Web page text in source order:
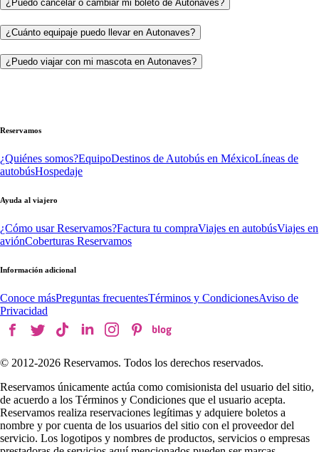
¿Puedo cancelar o cambiar mi boleto de Autonaves?
¿Cuánto equipaje puedo llevar en Autonaves?
¿Puedo viajar con mi mascota en Autonaves?
Reservamos
¿Quiénes somos?EquipoDestinos de Autobús en MéxicoLíneas de
autobúsHospedaje
Ayuda al viajero
¿Cómo usar Reservamos?Factura tu compraViajes en autobúsViajes en
aviónCoberturas Reservamos
Información adicional
Conoce másPreguntas frecuentesTérminos y CondicionesAviso de
Privacidad
© 2012-2026 Reservamos. Todos los derechos reservados.
Reservamos únicamente actúa como comisionista del usuario del sitio,
de acuerdo a los Términos y Condiciones que el usuario acepta.
Reservamos realiza reservaciones legítimas y adquiere boletos a
nombre y por cuenta de los usuarios del sitio con el proveedor del
servicio. Los logotipos y nombres de productos, servicios o empresas